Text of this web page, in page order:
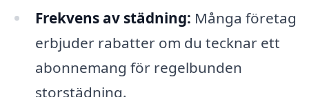
Frekvens av städning: Många företag
erbjuder rabatter om du tecknar ett
abonnemang för regelbunden
storstädning.